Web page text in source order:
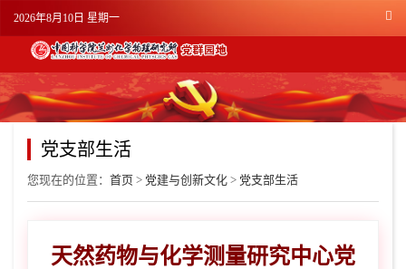
2026年8月10日 星期一
党支部生活
您现在的位置： 首页 > 党建与创新文化 > 党支部生活
天然药物与化学测量研究中心党